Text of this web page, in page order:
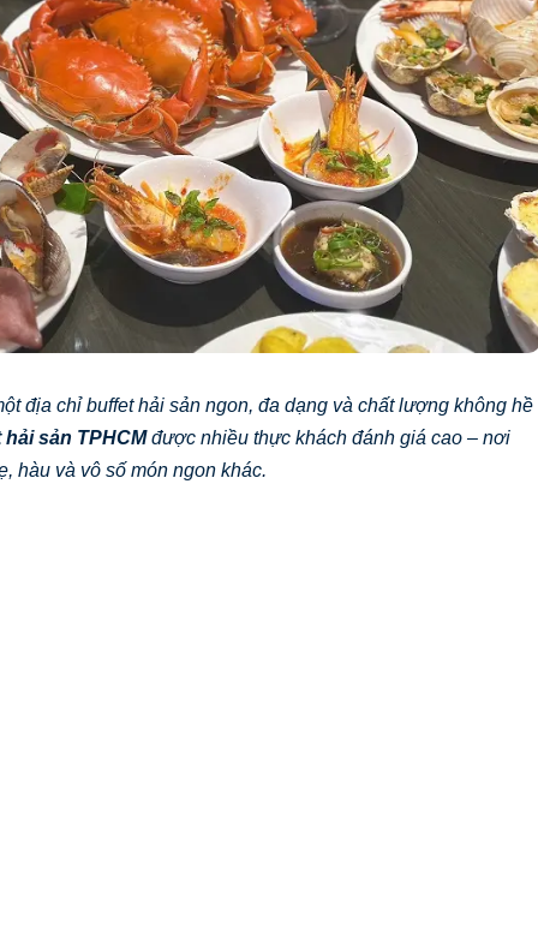
địa chỉ buffet hải sản ngon, đa dạng và chất lượng không hề
hải sản TPHCMđược nhiều thực khách đánh giá cao – nơi
hàu và vô số món ngon khác.